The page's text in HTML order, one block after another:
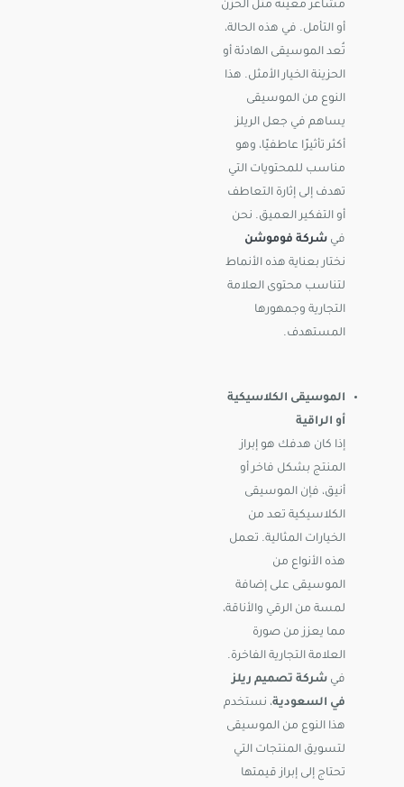
مشاعر معينة مثل الحزن
أو التأمل. في هذه الحالة،
تُعد الموسيقى الهادئة أو
الحزينة الخيار الأمثل. هذا
النوع من الموسيقى
يساهم في جعل الريلز
أكثر تأثيرًا عاطفيًا، وهو
مناسب للمحتويات التي
تهدف إلى إثارة التعاطف
أو التفكير العميق. نحن
في شركة فوموشن
نختار بعناية هذه الأنماط
لتناسب محتوى العلامة
التجارية وجمهورها
المستهدف.
الموسيقى الكلاسيكية
أو الراقية
إذا كان هدفك هو إبراز
المنتج بشكل فاخر أو
أنيق، فإن الموسيقى
الكلاسيكية تعد من
الخيارات المثالية. تعمل
هذه الأنواع من
الموسيقى على إضافة
لمسة من الرقي والأناقة،
مما يعزز من صورة
العلامة التجارية الفاخرة.
في شركة تصميم ريلز
في السعودية، نستخدم
هذا النوع من الموسيقى
لتسويق المنتجات التي
تحتاج إلى إبراز قيمتها